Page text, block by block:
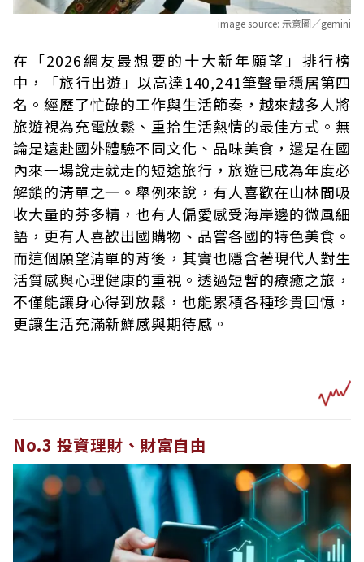
image source: 示意圖／gemini
在「2026網友最想要的十大新年願望」排行榜
中，「旅行出遊」以高達140,241筆聲量穩居第四
名。經歷了忙碌的工作與生活節奏，越來越多人將
旅遊視為充電放鬆、重拾生活熱情的最佳方式。無
論是遠赴國外體驗不同文化、品味美食，還是在國
內來一場說走就走的短途旅行，旅遊已成為年度必
解鎖的清單之一。舉例來說，有人喜歡在山林間吸
收大量的芬多精，也有人偏愛感受海岸邊的微風細
語，更有人喜歡出國購物、品嘗各國的特色美食。
而這個願望清單的背後，其實也隱含著現代人對生
活質感與心理健康的重視。透過短暫的療癒之旅，
不僅能讓身心得到放鬆，也能累積各種珍貴回憶，
更讓生活充滿新鮮感與期待感。
No.3 投資理財、財富自由